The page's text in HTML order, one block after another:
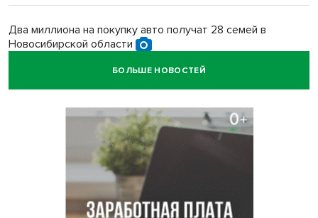
Два миллиона на покупку авто получат 28 семей в
Новосибирской области
БОЛЬШЕ НОВОСТЕЙ